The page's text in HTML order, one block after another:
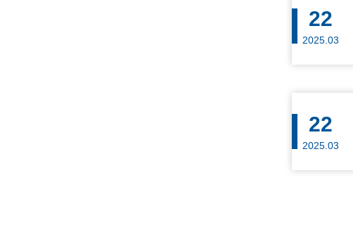
22
2025.03
22
2025.03